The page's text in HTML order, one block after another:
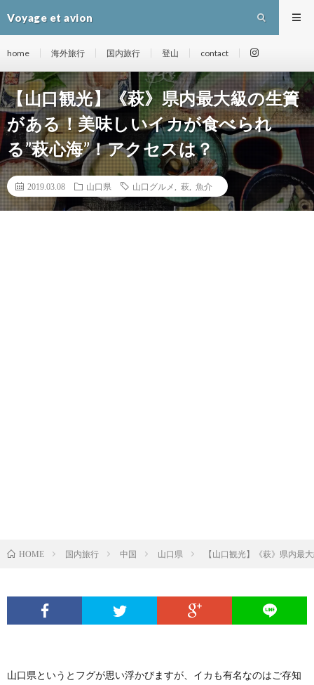
Voyage et avion
home 海外旅行 国内旅行 登山 contact
【山口観光】《萩》県内最大級の生簀
がある！美味しいイカが食べられ
る”萩心海”！アクセスは？
2019.03.08 山口県 山口グルメ 萩 魚介
HOME 国内旅行 中国 山口県 【山口観光】《萩》県内最
山口県というとフグが思い浮かびますが、イカも有名なのはご存知